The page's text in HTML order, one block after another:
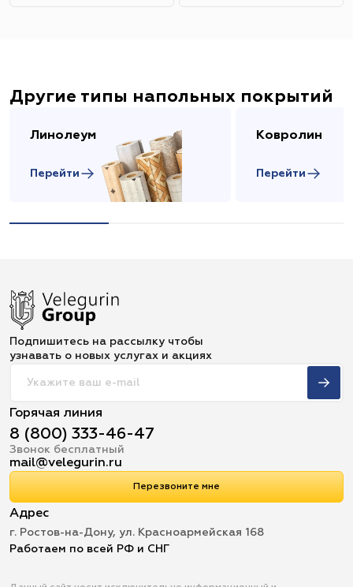
Другие типы напольных покрытий
Линолеум
Перейти
Ковролин
Перейти
Подпишитесь на рассылку чтобы
узнавать о новых услугах и акциях
Горячая линия
8 (800) 333-46-47
Звонок бесплатный
mail@velegurin.ru
Перезвоните мне
Адрес
г. Ростов-на-Дону, ул. Красноармейская 168
Работаем по всей РФ и СНГ